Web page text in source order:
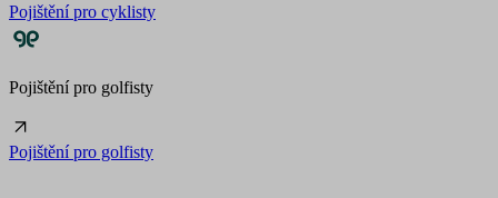
Pojištění pro cyklisty
Pojištění pro golfisty
Pojištění pro golfisty